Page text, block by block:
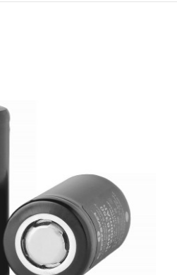
P1835U (чифт)
лв.)
от 2 бр. Li-Ion акумулаторна батерия с
предназначени за използване в
например LED фенери. Отличителната
че той не се нуждае от зарядно